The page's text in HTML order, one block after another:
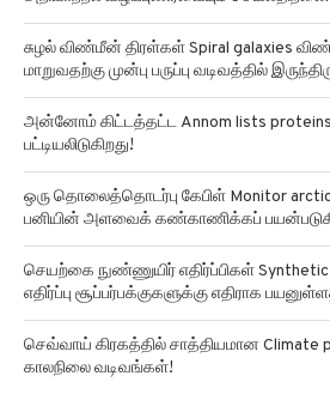
சுழல் விண்மீன் திரள்கள் Spiral galaxies
மாறுவதற்கு முன்பு பருப்பு வடிவத்தில்
அன்னோம் கிட்டத்தட்ட Annom lists
பட்டியலிடுகிறது!
ஒரு தொலைத்தொடர்பு கேபிள் Monitor
பனியின் அளவைக் கண்காணிக்கப்
செயற்கை நுண்ணுயிர் எதிர்ப்பிகள் Synthetic
எதிர்ப்பு சூப்பர்பக்குகளுக்கு எதிராக
செவ்வாய் கிரகத்தில் சாத்தியமான Climate
காலநிலை வடிவங்கள்!